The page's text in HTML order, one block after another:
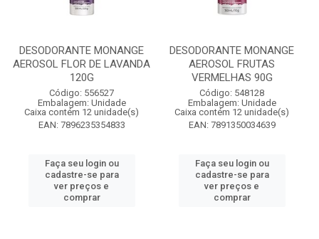
DESODORANTE MONANGE
AEROSOL FLOR DE LAVANDA
120G
Código: 556527
Embalagem: Unidade
Caixa contém 12 unidade(s)
EAN: 7896235354833
Faça seu login ou
cadastre-se para
ver preços e
comprar
DESODORANTE MONANGE
AEROSOL FRUTAS
VERMELHAS 90G
Código: 548128
Embalagem: Unidade
Caixa contém 12 unidade(s)
EAN: 7891350034639
Faça seu login ou
cadastre-se para
ver preços e
comprar